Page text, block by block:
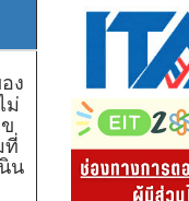
ง
ม่
ที่
น